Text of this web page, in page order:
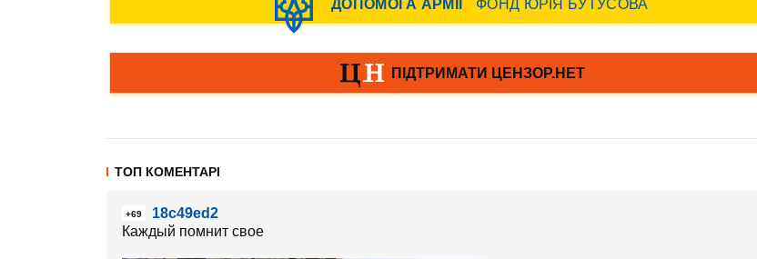
ТОП КОМЕНТАРІ
+69
18c49ed2
Каждый помнит свое